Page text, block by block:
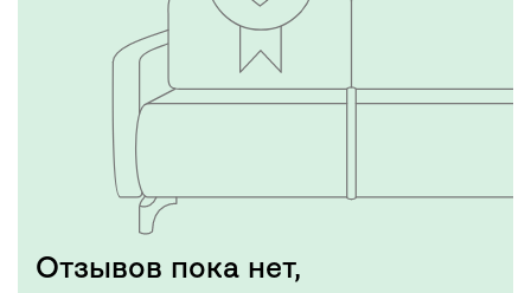
Отзывов пока нет,